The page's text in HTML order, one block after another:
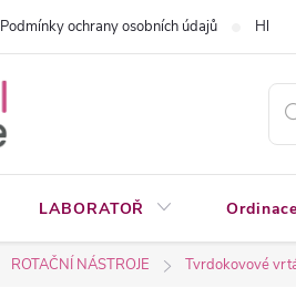
Podmínky ochrany osobních údajů
LABORATOŘ Ordinace
ROTAČNÍ NÁSTROJE Tvrdokovové